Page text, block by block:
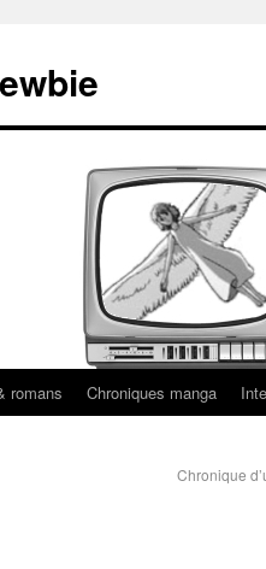
romans Chroniques manga
Chronique